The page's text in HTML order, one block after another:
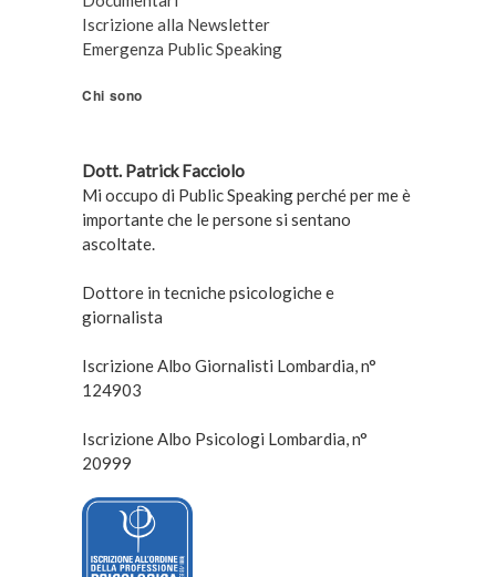
Iscrizione alla Newsletter
Emergenza Public Speaking
Chi sono
Dott. Patrick Facciolo
Mi occupo di Public Speaking perché per me è
importante che le persone si sentano
ascoltate.
Dottore in tecniche psicologiche e
giornalista
Iscrizione Albo Giornalisti Lombardia, n°
124903
Iscrizione Albo Psicologi Lombardia, n°
20999